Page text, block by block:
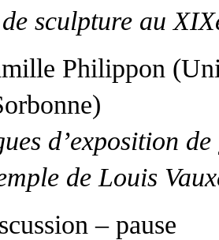
sculpture au
Philippon
d’exposition
de Louis
– pause